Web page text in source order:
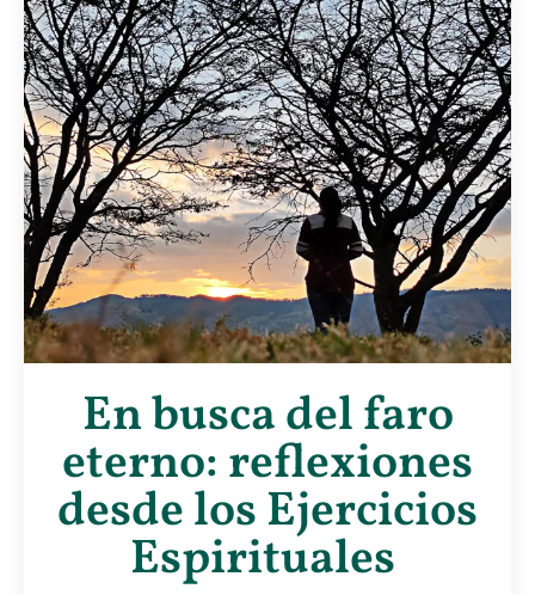
En busca del faro
eterno: reflexiones
desde los Ejercicios
Espirituales